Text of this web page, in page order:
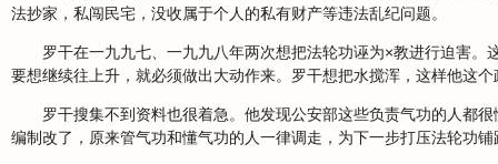
法抄家，私闯民宅，没收属于个人的私有财产等违法乱纪问题。
罗干在一九九七、一九九八年两次想把法轮功诬为×教进行迫害
要想继续往上升，就必须做出大动作来。罗干想把水搅浑，这样他这
罗干搜集不到资料也很着急。他发现公安部这些负责气功的人都
编制改了，原来管气功和懂气功的人一律调走，为下一步打压法轮功铺